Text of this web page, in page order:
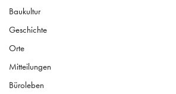
Baukultur
Geschichte
Orte
Mitteilungen
Büroleben